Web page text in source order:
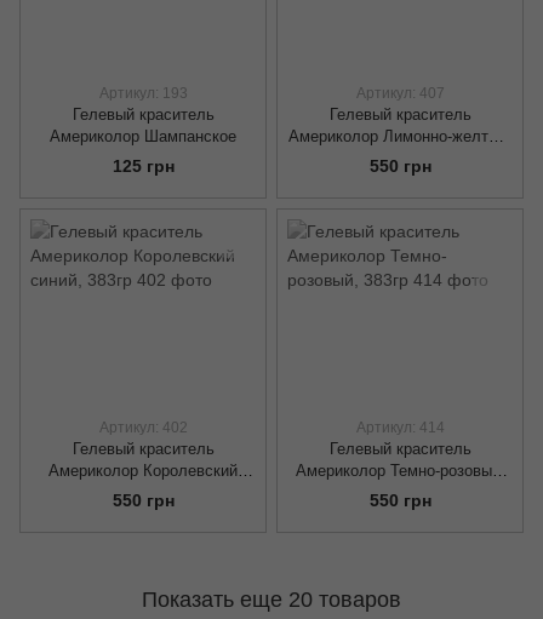
Артикул: 193
Гелевый краситель
Америколор Шампанское
125 грн
Артикул: 407
Гелевый краситель
Америколор Лимонно-желтый,
383гр
550 грн
Артикул: 402
Гелевый краситель
Америколор Королевский
синий, 383гр
550 грн
Артикул: 414
Гелевый краситель
Америколор Темно-розовый,
383гр
550 грн
Показать еще 20 товаров